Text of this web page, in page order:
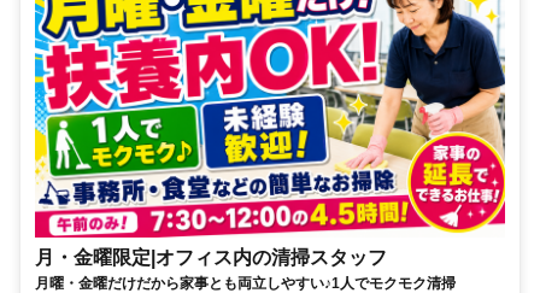
月・金曜限定|オフィス内の清掃スタッフ
月曜・金曜だけだから家事とも両立しやすい♪1人でモクモク清掃